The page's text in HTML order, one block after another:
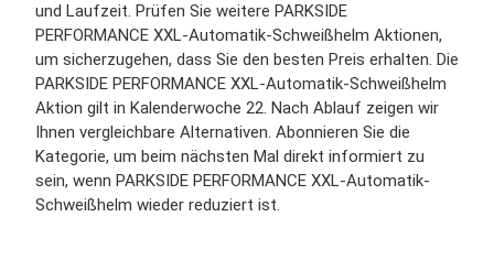
und Laufzeit. Prüfen Sie weitere PARKSIDE
PERFORMANCE XXL-Automatik-Schweißhelm Aktionen,
um sicherzugehen, dass Sie den besten Preis erhalten. Die
PARKSIDE PERFORMANCE XXL-Automatik-Schweißhelm
Aktion gilt in Kalenderwoche 22. Nach Ablauf zeigen wir
Ihnen vergleichbare Alternativen. Abonnieren Sie die
Kategorie, um beim nächsten Mal direkt informiert zu
sein, wenn PARKSIDE PERFORMANCE XXL-Automatik-
Schweißhelm wieder reduziert ist.